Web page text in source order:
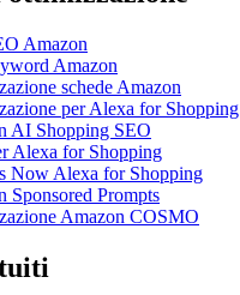
Amazon
Amazon
schede Amazon
per Alexa for Shopping
AI Shopping SEO
Alexa for Shopping
Now Alexa for Shopping
Sponsored Prompts
Amazon COSMO